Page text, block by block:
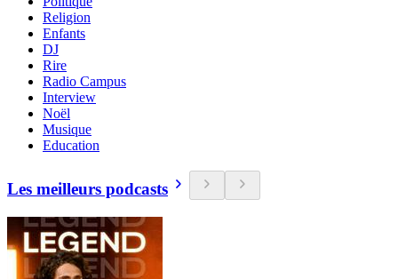
Religion
Enfants
DJ
Rire
Radio Campus
Interview
Noël
Musique
Education
Les meilleurs podcasts